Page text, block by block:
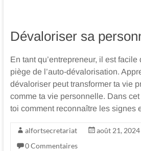
Dévaloriser sa
En tant qu’entrepreneur, il est
piège de l’auto-dévalorisation.
dévaloriser peut transformer ta vie
comme ta vie personnelle. Dans
toi comment reconnaître les signes
alfortsecretariat août 21, 2024
0 Commentaires